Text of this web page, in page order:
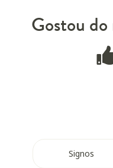
Gostou do
Signos